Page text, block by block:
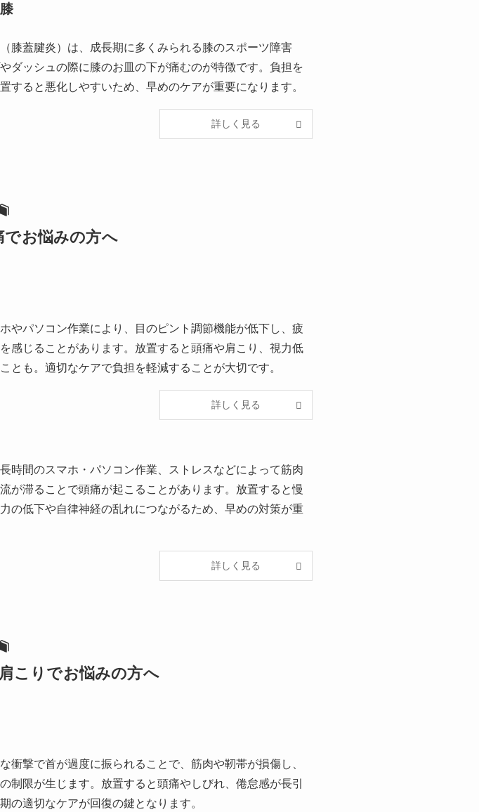
膝蓋腱炎）は、成長期に多くみられる膝のスポーツ障害
ダッシュの際に膝のお皿の下が痛むのが特徴です。負担を
すると悪化しやすいため、早めのケアが重要になります。
詳しく見る
でお悩みの方へ
やパソコン作業により、目のピント調節機能が低下し、疲
感じることがあります。放置すると頭痛や肩こり、視力低
とも。適切なケアで負担を軽減することが大切です。
詳しく見る
時間のスマホ・パソコン作業、ストレスなどによって筋肉
が滞ることで頭痛が起こることがあります。放置すると慢
の低下や自律神経の乱れにつながるため、早めの対策が重
詳しく見る
こりでお悩みの方へ
衝撃で首が過度に振られることで、筋肉や靭帯が損傷し、
制限が生じます。放置すると頭痛やしびれ、倦怠感が長引
の適切なケアが回復の鍵となります。